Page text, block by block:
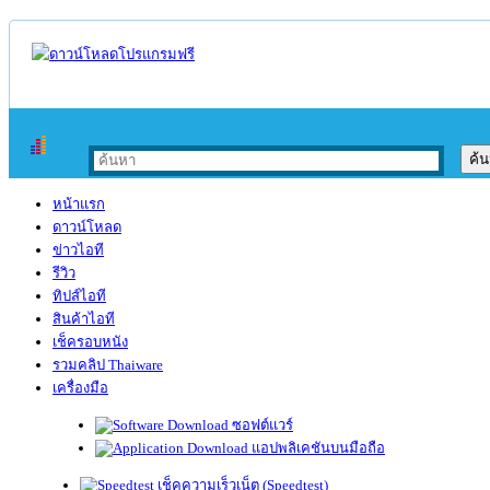
หน้าแรก
ดาวน์โหลด
ข่าวไอที
รีวิว
ทิปส์ไอที
สินค้าไอที
เช็ครอบหนัง
รวมคลิป Thaiware
เครื่องมือ
ซอฟต์แวร์
แอปพลิเคชันบนมือถือ
เช็คความเร็วเน็ต (Speedtest)